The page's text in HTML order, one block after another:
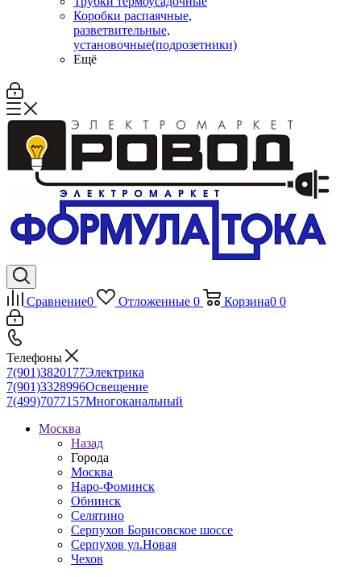
Коробки распаячные,
разветвительные,
установочные(подрозетники)
Ещё
Сравнение0 Отложенные 0 Корзина0 0
Телефоны
7(901)3820177Электрика
7(901)3328996Освещение
7(499)7077157Многоканальный
Москва
Назад
Города
Москва
Наро-Фоминск
Обнинск
Селятино
Серпухов Борисовское шоссе
Серпухов ул.Новая
Чехов